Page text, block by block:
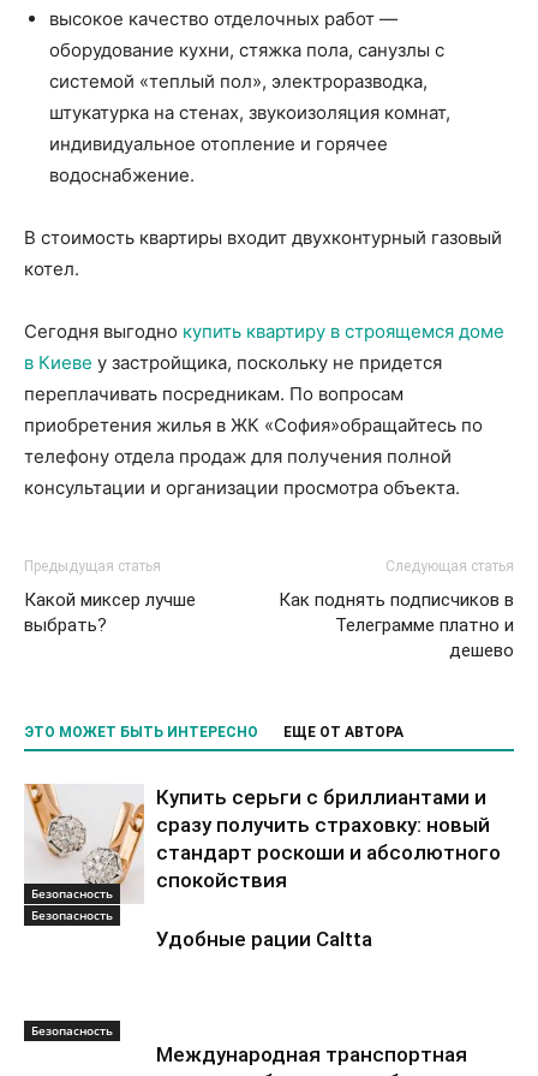
высокое качество отделочных работ —
оборудование кухни, стяжка пола, санузлы с
системой «теплый пол», электроразводка,
штукатурка на стенах, звукоизоляция комнат,
индивидуальное отопление и горячее
водоснабжение.
В стоимость квартиры входит двухконтурный газовый
котел.
Сегодня выгодно купить квартиру в строящемся доме
в Киеве у застройщика, поскольку не придется
переплачивать посредникам. По вопросам
приобретения жилья в ЖК «София»обращайтесь по
телефону отдела продаж для получения полной
консультации и организации просмотра объекта.
Предыдущая статья
Какой миксер лучше
выбрать?
Следующая статья
Как поднять подписчиков в
Телеграмме платно и
дешево
ЭТО МОЖЕТ БЫТЬ ИНТЕРЕСНО ЕЩЕ ОТ АВТОРА
Безопасность
Купить серьги с бриллиантами и
сразу получить страховку: новый
стандарт роскоши и абсолютного
спокойствия
Безопасность
Удобные рации Caltta
Безопасность
Международная транспортная